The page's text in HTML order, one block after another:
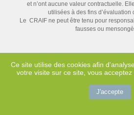
et n’ont aucune valeur contractuelle.
utilisées à des fins d’évaluation
Le CRAIF ne peut être tenu pour
fausses ou
Contact
Mentions légales
Crédits
Plan du site
Ce site utilise des cookies afin
votre visite sur ce site, vous acceptez
J'accepte